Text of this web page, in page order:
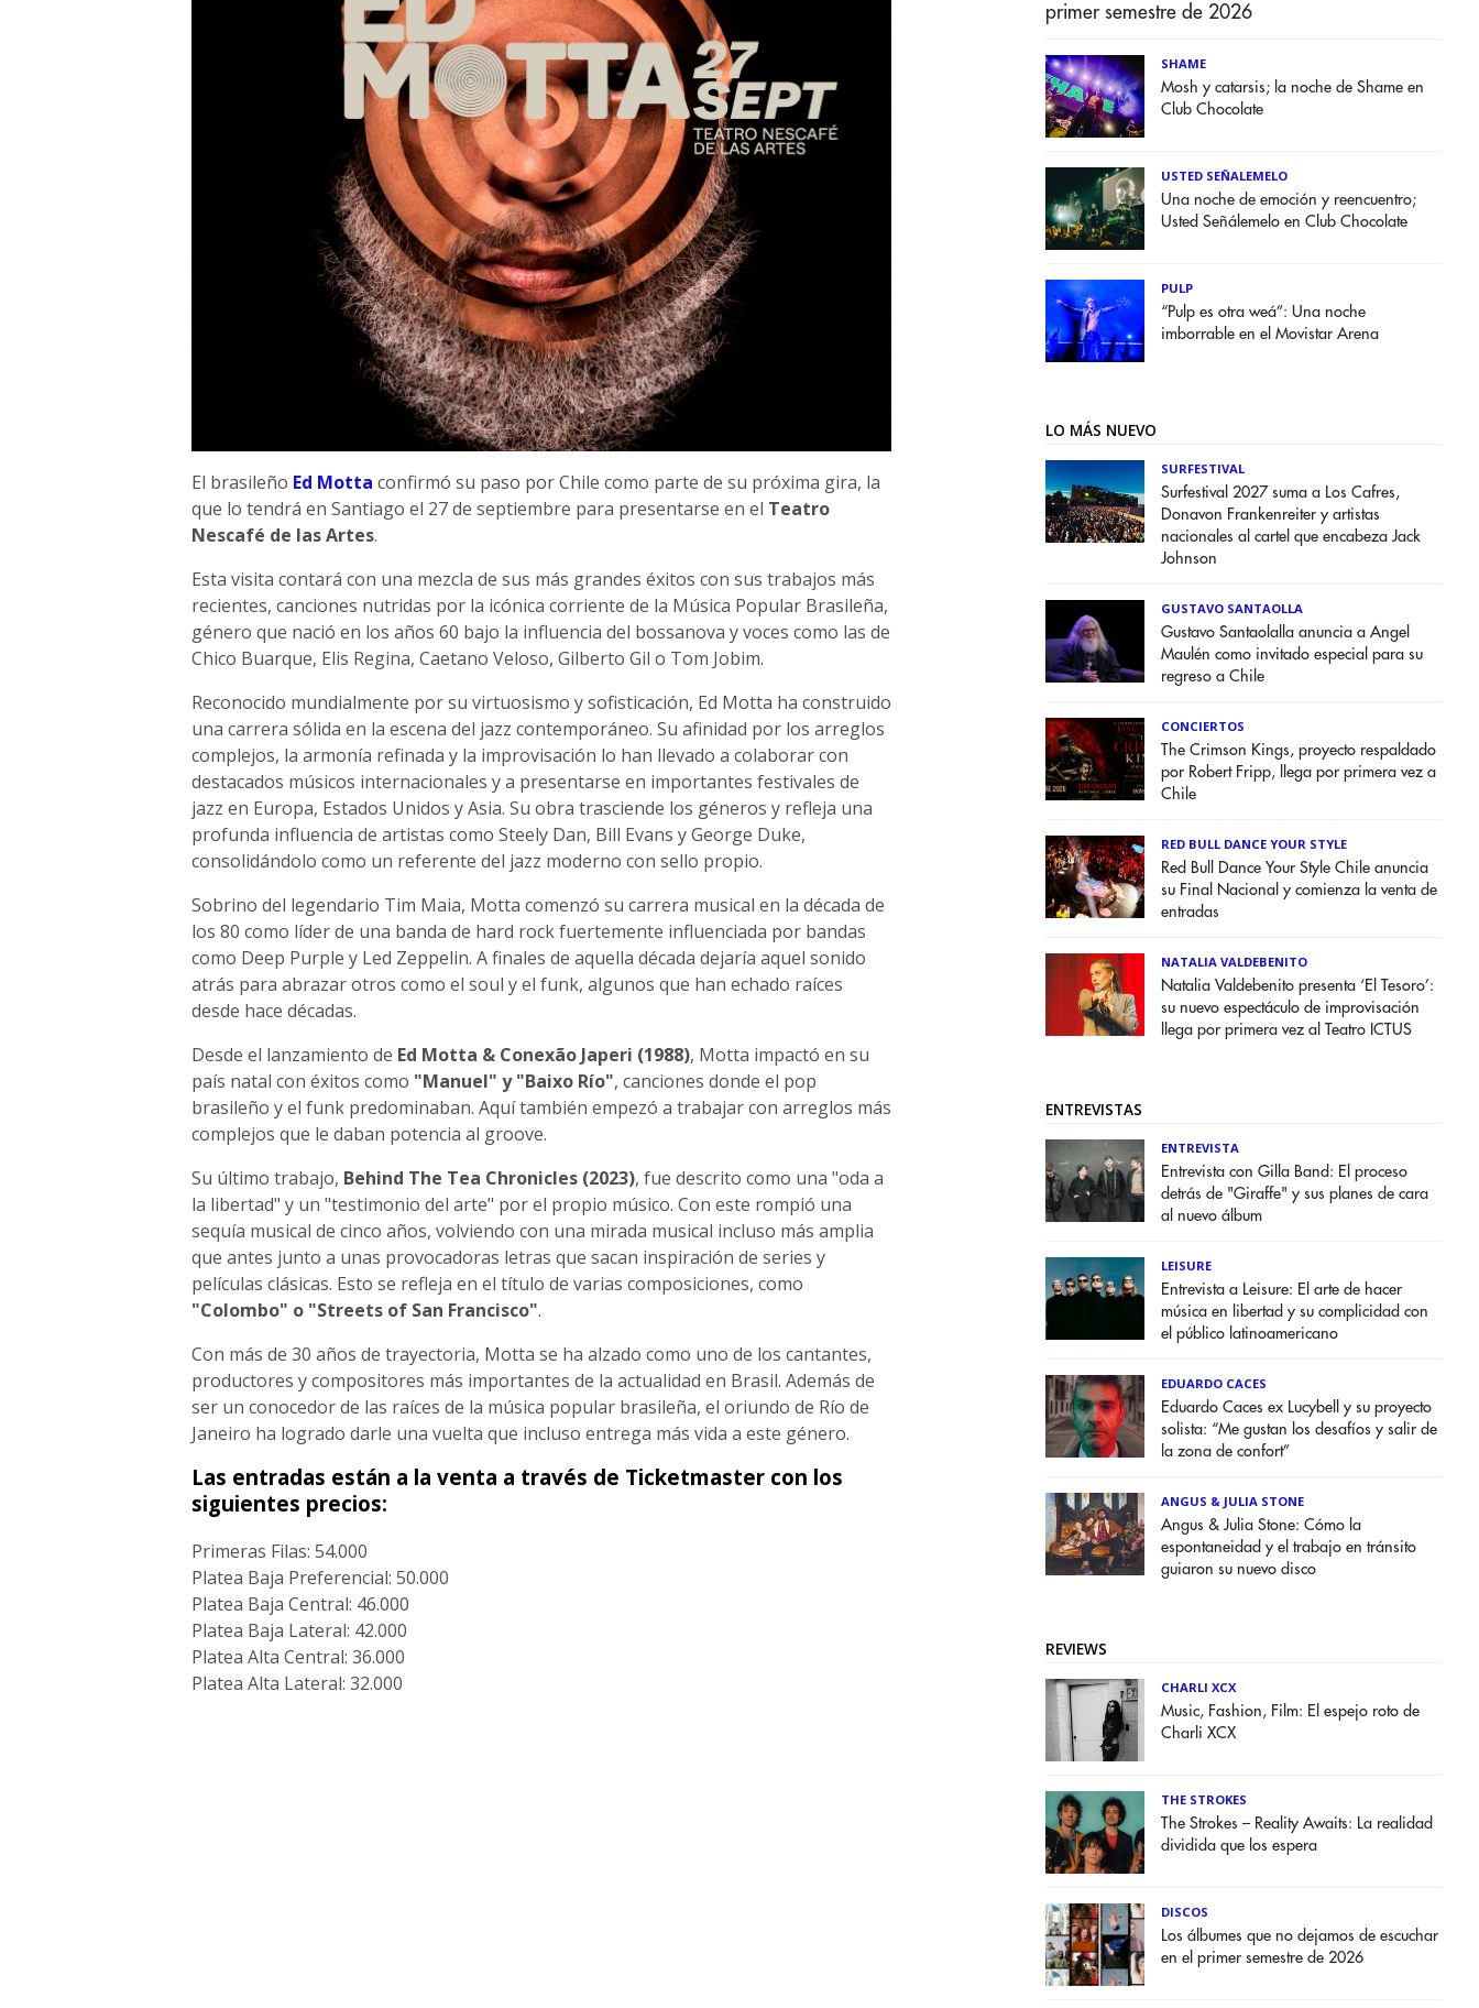
El brasileño Ed Motta confirmó su paso por Chile como parte de su próxima gira, la
que lo tendrá en Santiago el 27 de septiembre para presentarse en el Teatro
Nescafé de las Artes.
Esta visita contará con una mezcla de sus más grandes éxitos con sus trabajos más
recientes, canciones nutridas por la icónica corriente de la Música Popular Brasileña,
género que nació en los años 60 bajo la influencia del bossanova y voces como las de
Chico Buarque, Elis Regina, Caetano Veloso, Gilberto Gil o Tom Jobim.
Reconocido mundialmente por su virtuosismo y sofisticación, Ed Motta ha construido
una carrera sólida en la escena del jazz contemporáneo. Su afinidad por los arreglos
complejos, la armonía refinada y la improvisación lo han llevado a colaborar con
destacados músicos internacionales y a presentarse en importantes festivales de
jazz en Europa, Estados Unidos y Asia. Su obra trasciende los géneros y refleja una
profunda influencia de artistas como Steely Dan, Bill Evans y George Duke,
consolidándolo como un referente del jazz moderno con sello propio.
Sobrino del legendario Tim Maia, Motta comenzó su carrera musical en la década de
los 80 como líder de una banda de hard rock fuertemente influenciada por bandas
como Deep Purple y Led Zeppelin. A finales de aquella década dejaría aquel sonido
atrás para abrazar otros como el soul y el funk, algunos que han echado raíces
desde hace décadas.
Desde el lanzamiento de Ed Motta & Conexão Japeri (1988), Motta impactó en su
país natal con éxitos como "Manuel" y "Baixo Río", canciones donde el pop
brasileño y el funk predominaban. Aquí también empezó a trabajar con arreglos más
complejos que le daban potencia al groove.
Su último trabajo, Behind The Tea Chronicles (2023), fue descrito como una "oda a
la libertad" y un "testimonio del arte" por el propio músico. Con este rompió una
sequía musical de cinco años, volviendo con una mirada musical incluso más amplia
que antes junto a unas provocadoras letras que sacan inspiración de series y
películas clásicas. Esto se refleja en el título de varias composiciones, como
"Colombo" o "Streets of San Francisco".
Con más de 30 años de trayectoria, Motta se ha alzado como uno de los cantantes,
productores y compositores más importantes de la actualidad en Brasil. Además de
ser un conocedor de las raíces de la música popular brasileña, el oriundo de Río de
Janeiro ha logrado darle una vuelta que incluso entrega más vida a este género.
Las entradas están a la venta a través de Ticketmaster con los
siguientes precios:
Primeras Filas: 54.000
Platea Baja Preferencial: 50.000
Platea Baja Central: 46.000
Platea Baja Lateral: 42.000
Platea Alta Central: 36.000
Platea Alta Lateral: 32.000
primer semestre de 2026
SHAME
Mosh y catarsis; la noche de Shame en
Club Chocolate
USTED SEÑALEMELO
Una noche de emoción y reencuentro;
Usted Señálemelo en Club Chocolate
PULP
“Pulp es otra weá”: Una noche
imborrable en el Movistar Arena
LO MÁS NUEVO
SURFESTIVAL
Surfestival 2027 suma a Los Cafres,
Donavon Frankenreiter y artistas
nacionales al cartel que encabeza Jack
Johnson
GUSTAVO SANTAOLLA
Gustavo Santaolalla anuncia a Angel
Maulén como invitado especial para su
regreso a Chile
CONCIERTOS
The Crimson Kings, proyecto respaldado
por Robert Fripp, llega por primera vez a
Chile
RED BULL DANCE YOUR STYLE
Red Bull Dance Your Style Chile anuncia
su Final Nacional y comienza la venta de
entradas
NATALIA VALDEBENITO
Natalia Valdebenito presenta ‘El Tesoro’:
su nuevo espectáculo de improvisación
llega por primera vez al Teatro ICTUS
ENTREVISTAS
ENTREVISTA
Entrevista con Gilla Band: El proceso
detrás de "Giraffe" y sus planes de cara
al nuevo álbum
LEISURE
Entrevista a Leisure: El arte de hacer
música en libertad y su complicidad con
el público latinoamericano
EDUARDO CACES
Eduardo Caces ex Lucybell y su proyecto
solista: “Me gustan los desafíos y salir de
la zona de confort”
ANGUS & JULIA STONE
Angus & Julia Stone: Cómo la
espontaneidad y el trabajo en tránsito
guiaron su nuevo disco
REVIEWS
CHARLI XCX
Music, Fashion, Film: El espejo roto de
Charli XCX
THE STROKES
The Strokes – Reality Awaits: La realidad
dividida que los espera
DISCOS
Los álbumes que no dejamos de escuchar
en el primer semestre de 2026